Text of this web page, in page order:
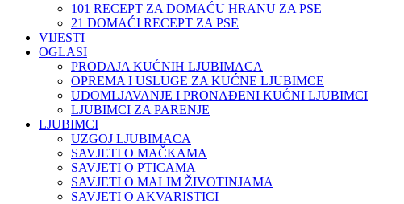
101 RECEPT ZA DOMAĆU HRANU ZA PSE
21 DOMAĆI RECEPT ZA PSE
VIJESTI
OGLASI
PRODAJA KUĆNIH LJUBIMACA
OPREMA I USLUGE ZA KUĆNE LJUBIMCE
UDOMLJAVANJE I PRONAĐENI KUĆNI LJUBIMCI
LJUBIMCI ZA PARENJE
LJUBIMCI
UZGOJ LJUBIMACA
SAVJETI O MAČKAMA
SAVJETI O PTICAMA
SAVJETI O MALIM ŽIVOTINJAMA
SAVJETI O AKVARISTICI